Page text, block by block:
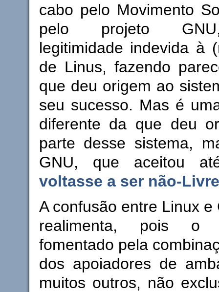
cabo pelo Movimento
pelo projeto
legitimidade indevida à
de Linus, fazendo
que deu origem ao
seu sucesso. Mas é
diferente da que deu
parte desse sistema,
GNU, que aceitou
voltasse a ser não-Livre
A confusão entre Linux e
realimenta, pois o
fomentado pela
dos apoiadores de
muitos outros, não